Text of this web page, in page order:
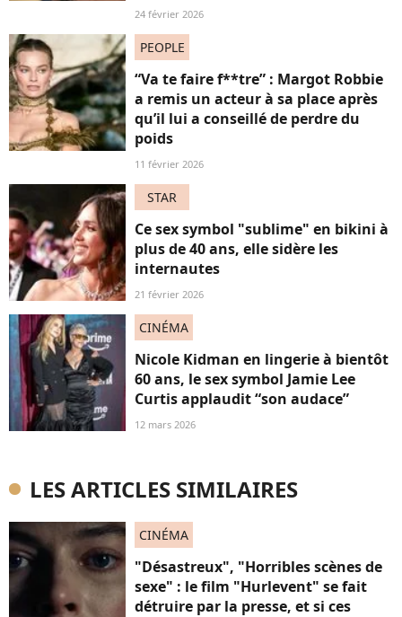
24 février 2026
PEOPLE
“Va te faire f**tre” : Margot Robbie
a remis un acteur à sa place après
qu’il lui a conseillé de perdre du
poids
11 février 2026
STAR
Ce sex symbol "sublime" en bikini à
plus de 40 ans, elle sidère les
internautes
21 février 2026
CINÉMA
Nicole Kidman en lingerie à bientôt
60 ans, le sex symbol Jamie Lee
Curtis applaudit “son audace”
12 mars 2026
LES ARTICLES SIMILAIRES
CINÉMA
"Désastreux", "Horribles scènes de
sexe" : le film "Hurlevent" se fait
détruire par la presse, et si ces